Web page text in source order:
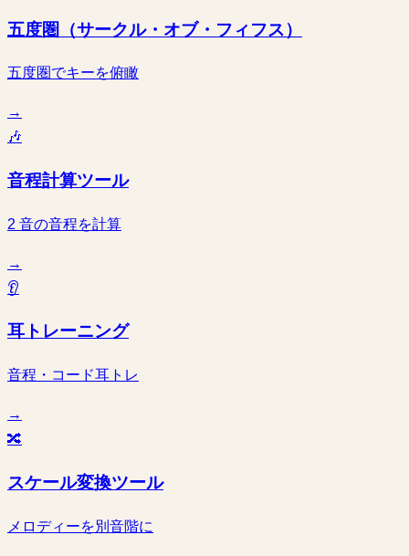
五度圏（サークル・オブ・フィフス）
五度圏でキーを俯瞰
→
🎶
音程計算ツール
2 音の音程を計算
→
👂
耳トレーニング
音程・コード耳トレ
→
🔀
スケール変換ツール
メロディーを別音階に